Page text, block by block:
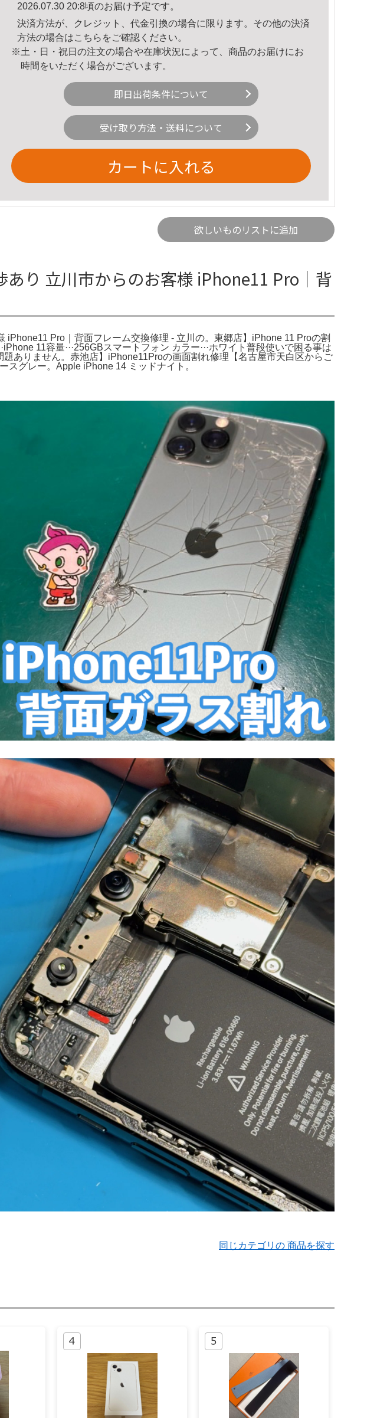
2026.07.30 20:8頃のお届け予定です。
決済方法が、クレジット、代金引換の場合に限ります。その他の決済
方法の場合はこちら をご確認ください。
※土・日・祝日の注文の場合や在庫状況によって、商品のお届けにお
時間をいただく場合がございます。
即日出荷条件について
受け取り方法・送料について
カートに入れる
欲しいものリストに追加
り 立川市からのお客様 iPhone11 Pro｜背
Pro｜背面フレーム交換修理 - 立川の。東郷店】iPhone 11 Proの割
11容量···256GBスマートフォン カラー···ホワイト普段使いで困る事は
ありません。赤池店】iPhone11Proの画面割れ修理【名古屋市天白区からご
グレー。Apple iPhone 14 ミッドナイト。
同じカテゴリの 商品を探す